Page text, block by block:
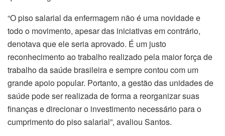
“O piso salarial da enfermagem não é uma novidade e
todo o movimento, apesar das iniciativas em contrário,
denotava que ele seria aprovado. É um justo
reconhecimento ao trabalho realizado pela maior força de
trabalho da saúde brasileira e sempre contou com um
grande apoio popular. Portanto, a gestão das unidades de
saúde pode ser realizada de forma a reorganizar suas
finanças e direcionar o investimento necessário para o
cumprimento do piso salarial”, avaliou Santos.